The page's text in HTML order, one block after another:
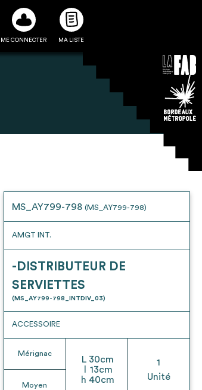
ME CONNECTER MA LISTE
modalités et stratégies de
MS_AY799-798 (MS_AY799-798)
AMGT INT.
-DISTRIBUTEUR DE
SERVIETTES
(MS_AY799-798_INTDIV_03)
ACCESSOIRE
Mérignac
Moyen
L 30cm
13cm
h 40cm
1
Unité